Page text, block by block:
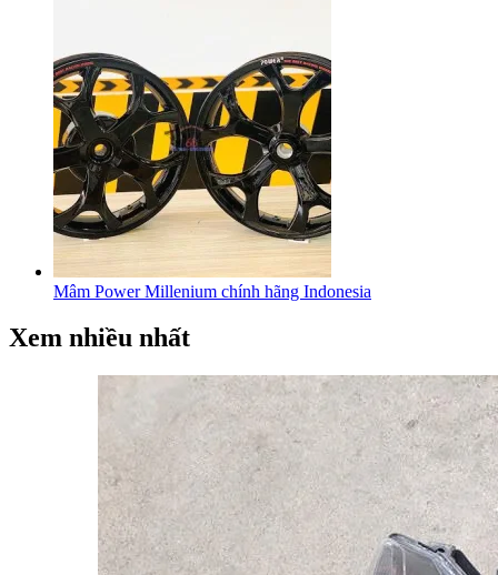
Mâm Power Millenium chính hãng Indonesia
Xem nhiều nhất